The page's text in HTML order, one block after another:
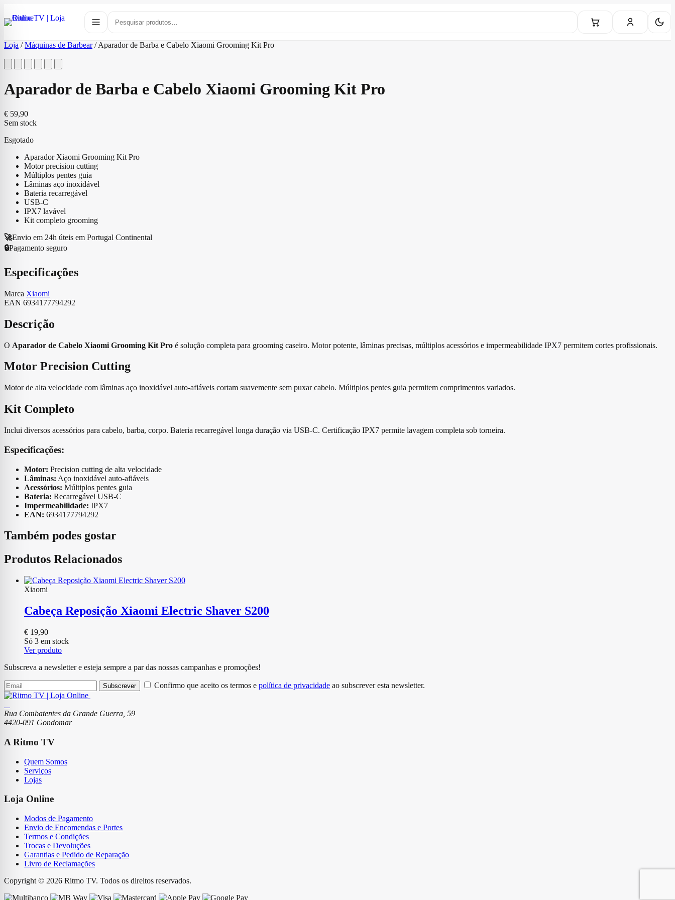
Loja / Máquinas de Barbear / Aparador de Barba e Cabelo Xiaomi Grooming Kit Pro
Aparador de Barba e Cabelo Xiaomi Grooming Kit Pro
€ 59,90
Sem stock
Esgotado
Aparador Xiaomi Grooming Kit Pro
Motor precision cutting
Múltiplos pentes guia
Lâminas aço inoxidável
Bateria recarregável
USB-C
IPX7 lavável
Kit completo grooming
🚀Envio em 24h úteis em Portugal Continental
🔒Pagamento seguro
Especificações
Marca Xiaomi
EAN 6934177794292
Descrição
O Aparador de Cabelo Xiaomi Grooming Kit Pro é solução completa para grooming caseiro. Motor potente, lâminas precisas, múltiplos acessórios e impermeabilidade IPX7 permitem cortes profissionais.
Motor Precision Cutting
Motor de alta velocidade com lâminas aço inoxidável auto-afiáveis cortam suavemente sem puxar cabelo. Múltiplos pentes guia permitem comprimentos variados.
Kit Completo
Inclui diversos acessórios para cabelo, barba, corpo. Bateria recarregável longa duração via USB-C. Certificação IPX7 permite lavagem completa sob torneira.
Especificações:
Motor: Precision cutting de alta velocidade
Lâminas: Aço inoxidável auto-afiáveis
Acessórios: Múltiplos pentes guia
Bateria: Recarregável USB-C
Impermeabilidade: IPX7
EAN: 6934177794292
Também podes gostar
Produtos Relacionados
Xiaomi
Cabeça Reposição Xiaomi Electric Shaver S200
€ 19,90
Só 3 em stock
Ver produto
Subscreva a newsletter e esteja sempre a par das nossas campanhas e promoções!
Subscrever Confirmo que aceito os termos e política de privacidade ao subscrever esta newsletter.
Rua Combatentes da Grande Guerra, 59
4420-091 Gondomar
A Ritmo TV
Quem Somos
Serviços
Lojas
Loja Online
Modos de Pagamento
Envio de Encomendas e Portes
Termos e Condições
Trocas e Devoluções
Garantias e Pedido de Reparação
Livro de Reclamações
Copyright © 2026 Ritmo TV. Todos os direitos reservados.